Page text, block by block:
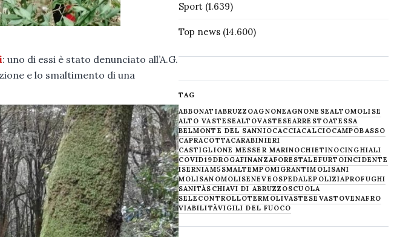
: uno di essi è stato denunciato all’A.G.
e lo smaltimento di una
Sport(1.639)
Top news(14.600)
TAG
ABBONATIABRUZZOAGNONEAGNONESEALTOMOLISE
ALTO VASTESEALTOVASTESEARRESTOATESSA
BELMONTE DEL SANNIOCACCIACALCIOCAMPOBASSO
CAPRACOTTACARABINIERI
CASTIGLIONE MESSER MARINOCHIETINOCINGHIALI
COVID19DROGAFINANZAFORESTALEFURTOINCIDENTE
ISERNIAM5SMALTEMPOMIGRANTIMOLISANI
MOLISANOMOLISENEVE OSPEDALEPOLIZIAPROFUGHI
SANITÀSCHIAVI DI ABRUZZOSCUOLA
SELECONTROLLOTERMOLIVASTESE VASTOVENAFRO
VIABILITÀVIGILI DEL FUOCO